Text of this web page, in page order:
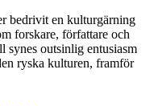
bedrivit en kulturgärning
forskare, författare och
synes outsinlig entusiasm
ryska kulturen, framför